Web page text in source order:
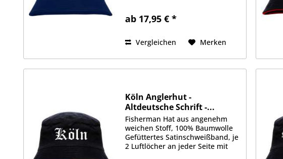
S/M (ca. 56cm Kopfumfang) oder
ab 17,95 € *
Vergleichen Merken
Köln Anglerhut -
Altdeutsche Schrift -...
Fisherman Hat aus angenehm
weichen Stoff, 100% Baumwolle
Gefüttertes Satinschweißband, je
2 Luftlöcher an jeder Seite mit